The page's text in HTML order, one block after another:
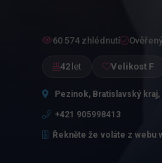
60 574 zhlédnutí
42 let Velikost F
Pezinok, Bratislavský
+421 905998413
Řekněte že voláte z webu